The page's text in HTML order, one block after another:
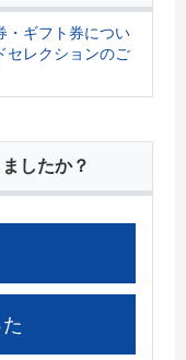
・ギフト券につい
セレクションのご
したか？